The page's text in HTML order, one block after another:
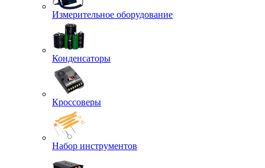
Измерительное оборудование
Конденсаторы
Кроссоверы
Набор инструментов